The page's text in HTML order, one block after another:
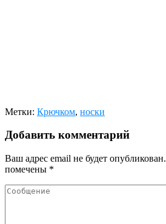
Метки: Крючком, носки
Добавить комментарий
Ваш адрес email не будет опубликован.
помечены *